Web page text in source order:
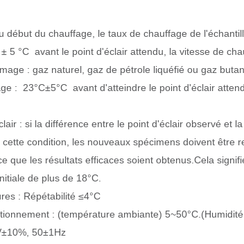
début du chauffage, le taux de chauffage de
5 °C avant le point d'éclair attendu, la vitesse de
: gaz naturel, gaz de pétrole liquéfié ou gaz
: 23°C±5°C avant d'atteindre le point d'éclair
: si la différence entre le point d'éclair observé et
condition, les nouveaux spécimens doivent
que les résultats efficaces soient obtenus.Cela
de plus de 18°C.
: Répétabilité ≤4°C
: (température ambiante)
50±1Hz